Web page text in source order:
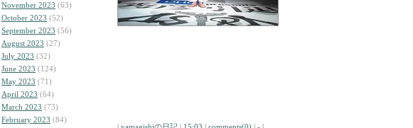
November 2023 (63)
October 2023 (52)
September 2023 (56)
August 2023 (27)
July 2023 (32)
June 2023 (124)
May 2023 (71)
April 2023 (64)
March 2023 (73)
February 2023 (84)